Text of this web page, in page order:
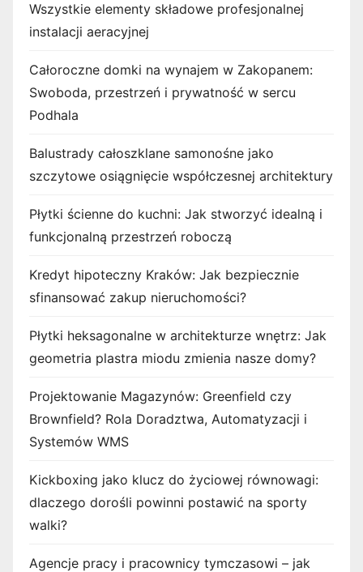
Wszystkie elementy składowe profesjonalnej
instalacji aeracyjnej
Całoroczne domki na wynajem w Zakopanem:
Swoboda, przestrzeń i prywatność w sercu
Podhala
Balustrady całoszklane samonośne jako
szczytowe osiągnięcie współczesnej architektury
Płytki ścienne do kuchni: Jak stworzyć idealną i
funkcjonalną przestrzeń roboczą
Kredyt hipoteczny Kraków: Jak bezpiecznie
sfinansować zakup nieruchomości?
Płytki heksagonalne w architekturze wnętrz: Jak
geometria plastra miodu zmienia nasze domy?
Projektowanie Magazynów: Greenfield czy
Brownfield? Rola Doradztwa, Automatyzacji i
Systemów WMS
Kickboxing jako klucz do życiowej równowagi:
dlaczego dorośli powinni postawić na sporty
walki?
Agencje pracy i pracownicy tymczasowi – jak